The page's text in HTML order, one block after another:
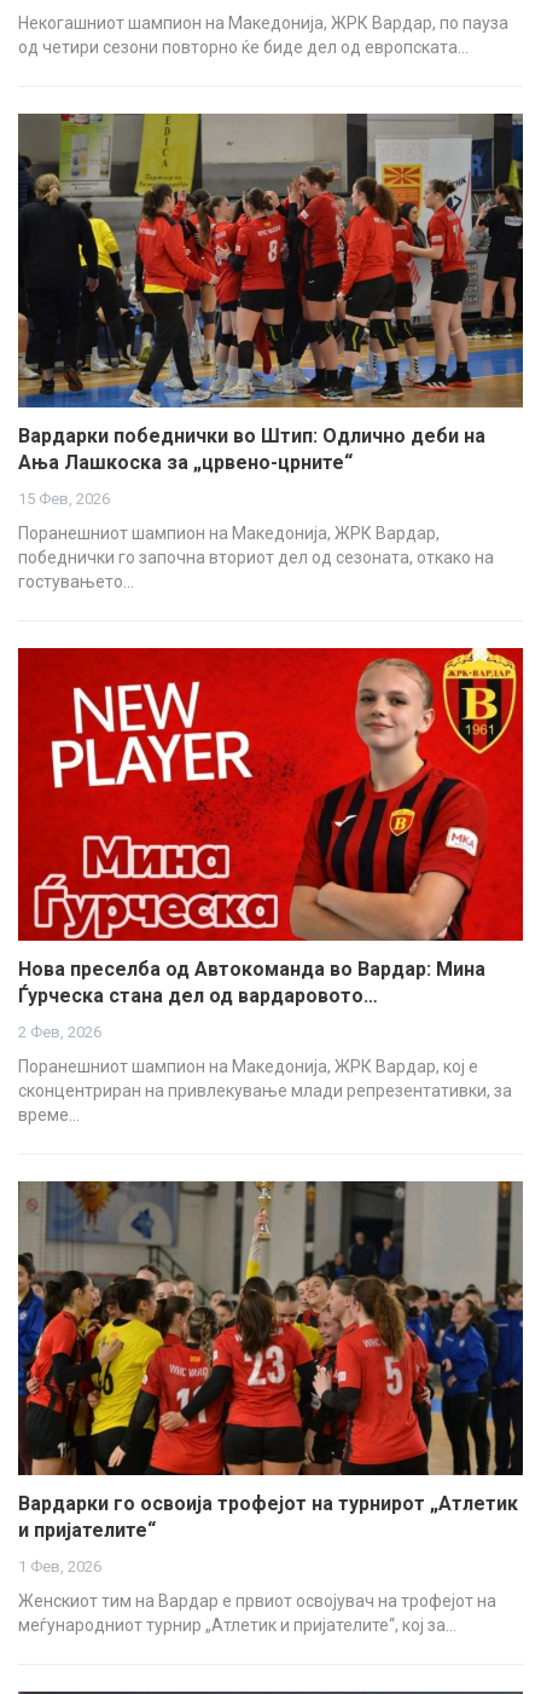
Некогашниот шампион на Македонија, ЖРК Вардар, по пауза
од четири сезони повторно ќе биде дел од европската…
Вардарки победнички во Штип: Одлично деби на
Ања Лашкоска за „црвено-црните“
15 Фев, 2026
Поранешниот шампион на Македонија, ЖРК Вардар,
победнички го започна вториот дел од сезоната, откако на
гостувањето…
Нова преселба од Автокоманда во Вардар: Мина
Ѓурческа стана дел од вардаровото…
2 Фев, 2026
Поранешниот шампион на Македонија, ЖРК Вардар, кој е
сконцентриран на привлекување млади репрезентативки, за
време…
Вардарки го освоија трофејот на турнирот „Атлетик
и пријателите“
1 Фев, 2026
Женскиот тим на Вардар е првиот освојувач на трофејот на
меѓународниот турнир „Атлетик и пријателите“, кој за…